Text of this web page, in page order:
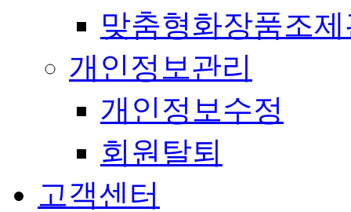
맞춤형화장품조
개인정보관리
개인정보수정
회원탈퇴
고객센터